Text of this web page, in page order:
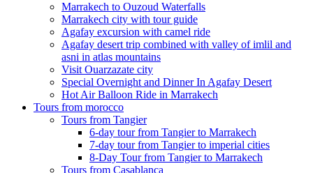
Marrakech to Ouzoud Waterfalls
Marrakech city with tour guide
Agafay excursion with camel ride
Agafay desert trip combined with valley of imlil and
asni in atlas mountains
Visit Ouarzazate city
Special Overnight and Dinner In Agafay Desert
Hot Air Balloon Ride in Marrakech
Tours from morocco
Tours from Tangier
6-day tour from Tangier to Marrakech
7-day tour from Tangier to imperial cities
8-Day Tour from Tangier to Marrakech
Tours from Casablanca